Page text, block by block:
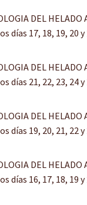
DEL HELADO
días 17, 18, 19, 20
DEL HELADO
días 21, 22, 23, 24
DEL HELADO
días 19, 20, 21, 22
DEL HELADO
días 16, 17, 18, 19